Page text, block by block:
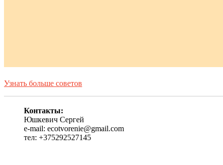
Узнать больше советов
Контакты:
Юшкевич Сергей
e-mail: ecotvorenie@gmail.com
тел: +375292527145